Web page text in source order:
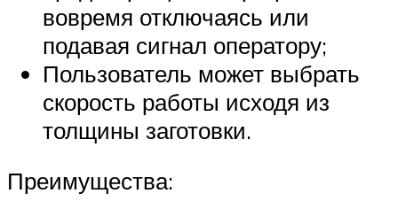
вовремя отключаясь или
подавая сигнал оператору;
Пользователь может выбрать
скорость работы исходя из
толщины заготовки.
Преимущества: